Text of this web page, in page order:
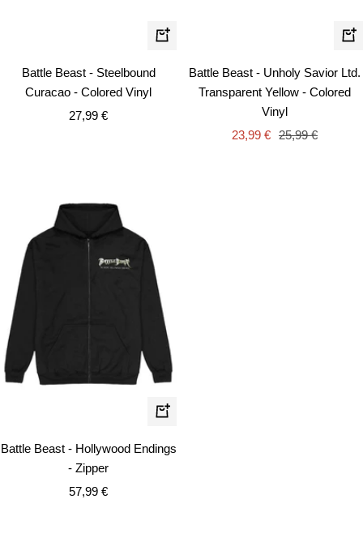
In
Warenkorb
Battle Beast - Steelbound
Curacao - Colored Vinyl
Angebotspreis
27,99 €
In
Battle Beast - Unholy Savior Ltd.
Transparent Yellow - Colored
Vinyl
Angebotspreis
23,99 € Regulärer
25,99 €
Schnellansicht
Battle Beast - Hollywood Endings
- Zipper
Angebotspreis
57,99 €